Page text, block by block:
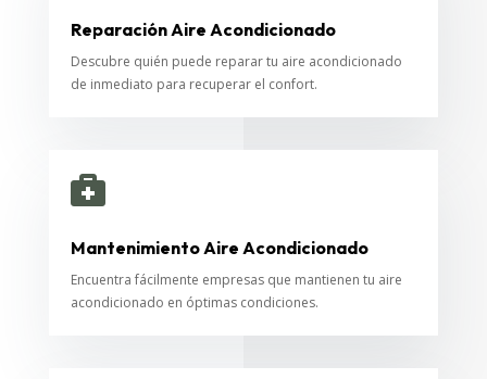
Reparación Aire Acondicionado
Descubre quién puede reparar tu aire acondicionado
de inmediato para recuperar el confort.

Mantenimiento Aire Acondicionado
Encuentra fácilmente empresas que mantienen tu aire
acondicionado en óptimas condiciones.